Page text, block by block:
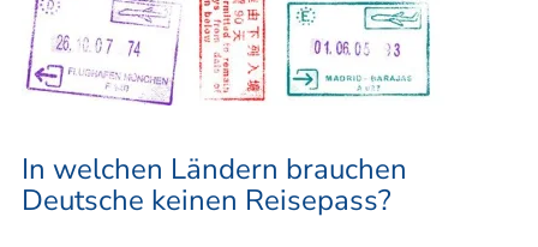
In welchen Ländern brauchen
Deutsche keinen Reisepass?